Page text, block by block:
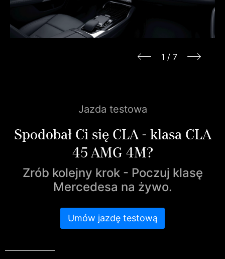
1 / 7
Jazda testowa
Spodobał Ci się CLA - klasa CLA
45 AMG 4M?
Zrób kolejny krok - Poczuj klasę
Mercedesa na żywo.
Umów jazdę testową